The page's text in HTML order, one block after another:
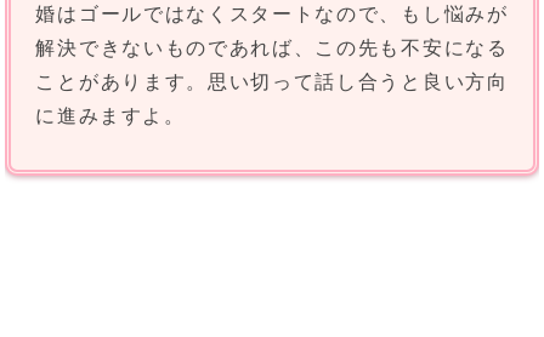
婚はゴールではなくスタートなので、もし悩みが
解決できないものであれば、この先も不安になる
ことがあります。思い切って話し合うと良い方向
に進みますよ。